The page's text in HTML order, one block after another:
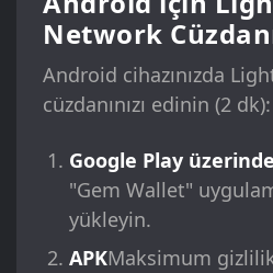
Network
Android cihazınızda
cüzdanınızı edinin (2 dk):
Google Play
"Gem Wallet"
yükleyin.
APKMaksimum